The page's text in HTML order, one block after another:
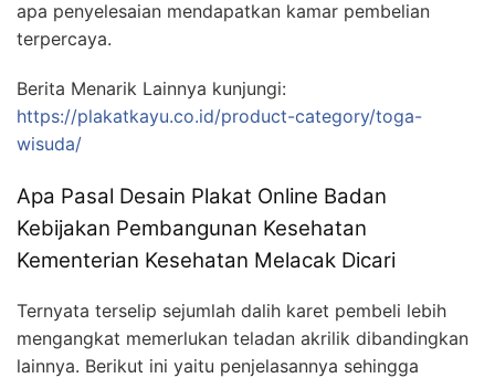
apa penyelesaian mendapatkan kamar pembelian
terpercaya.
Berita Menarik Lainnya kunjungi:
https://plakatkayu.co.id/product-category/toga-
wisuda/
Apa Pasal Desain Plakat Online Badan
Kebijakan Pembangunan Kesehatan
Kementerian Kesehatan Melacak Dicari
Ternyata terselip sejumlah dalih karet pembeli lebih
mengangkat memerlukan teladan akrilik dibandingkan
lainnya. Berikut ini yaitu penjelasannya sehingga